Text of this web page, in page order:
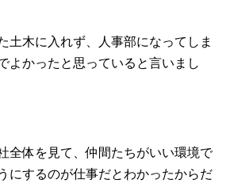
土木に入れず、人事部になってしま
よかったと思っていると言いまし
全体を見て、仲間たちがいい環境で
にするのが仕事だとわかったからだ